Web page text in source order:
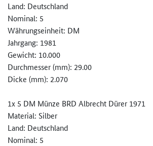
Land: Deutschland
Nominal: 5
Währungseinheit: DM
Jahrgang: 1981
Gewicht: 10.000
Durchmesser (mm): 29.00
Dicke (mm): 2.070
1x 5 DM Münze BRD Albrecht Dürer 1971
Material: Silber
Land: Deutschland
Nominal: 5